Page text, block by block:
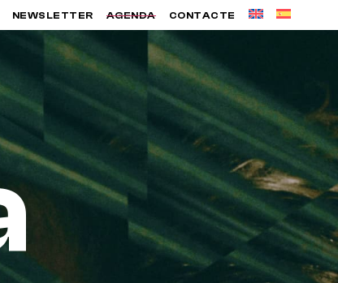
NEWSLETTER AGENDA CONTACTE